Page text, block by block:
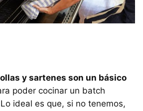
y sartenes son un básico
poder cocinar un batch
ideal es que, si no tenemos,